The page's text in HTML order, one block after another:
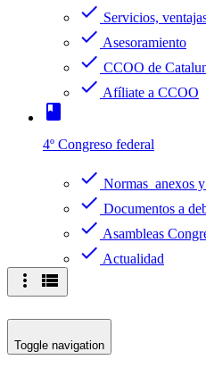
check Servicios,
check Asesoramiento
check CCOO de
check Afíliate a CCOO
book
4º Congreso federal
check Normas anexos
check Documentos a
check Asambleas
check Actualidad
more_vert view_list
Toggle navigation